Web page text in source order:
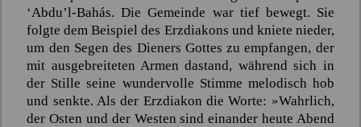
‘Abdu’l-Bahás. Die Gemeinde war tief bewegt. Sie
folgte dem Beispiel des Erzdiakons und kniete nieder,
um den Segen des Dieners Gottes zu empfangen, der
mit ausgebreiteten Armen dastand, während sich in
der Stille seine wundervolle Stimme melodisch hob
und senkte. Als der Erzdiakon die Worte: »Wahrlich,
der Osten und der Westen sind einander heute Abend